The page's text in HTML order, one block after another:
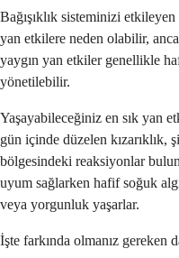
Bağışıklık sisteminizi
yan etkilere neden olabilir,
yaygın yan etkiler genellikle
yönetilebilir.
Yaşayabileceğiniz en sık yan
gün içinde düzelen kızarıklık,
bölgesindeki reaksiyonlar
uyum sağlarken hafif soğuk
veya yorgunluk yaşarlar.
İşte farkında olmanız gereken